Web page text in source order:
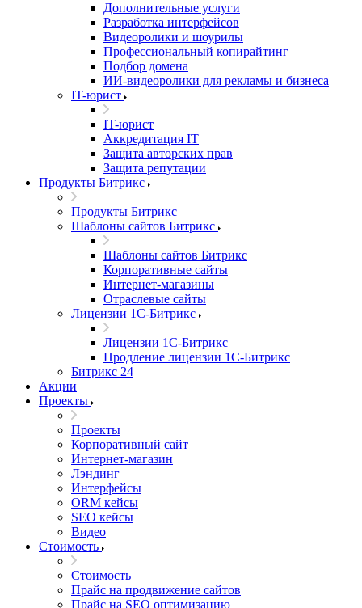
Дополнительные услуги
Разработка интерфейсов
Видеоролики и шоурилы
Профессиональный копирайтинг
Подбор домена
ИИ-видеоролики для рекламы и бизнеса
IT-юрист
IT-юрист
Аккредитация IT
Защита авторских прав
Защита репутации
Продукты Битрикс
Продукты Битрикс
Шаблоны сайтов Битрикс
Шаблоны сайтов Битрикс
Корпоративные сайты
Интернет-магазины
Отраслевые сайты
Лицензии 1С-Битрикс
Лицензии 1С-Битрикс
Продление лицензии 1С-Битрикс
Битрикс 24
Акции
Проекты
Проекты
Корпоративный сайт
Интернет-магазин
Лэндинг
Интерфейсы
ORM кейсы
SEO кейсы
Видео
Стоимость
Стоимость
Прайс на продвижение сайтов
Прайс на SEO оптимизацию